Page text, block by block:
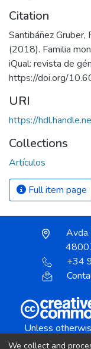
Citation
Santibáñez Gruber,
(2018). Familia
iQual: revista de
https://doi.org/
URI
https://
Collections
Artículos
Full item page
+34
Unless
We collect and